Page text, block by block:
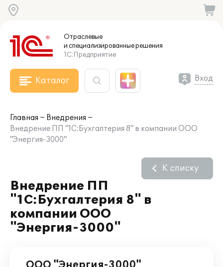
Отраслевые
и специализированныерешения
1С:Предприятие
Каталог Вход
Главная
Внедрения
Внедрение ПП "1С:Бухгалтерия 8" в компании ООО
"Энергия-3000"
Внедрение ПП
"1С:Бухгалтерия 8" в
компании ООО
"Энергия-3000"
К списку